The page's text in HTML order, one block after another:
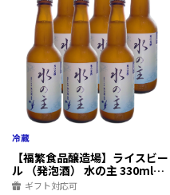
です。
【福繁食品醸造場】ライスビー
ル （発泡酒） 水の主 330ml６
本セット
ギフト対応可